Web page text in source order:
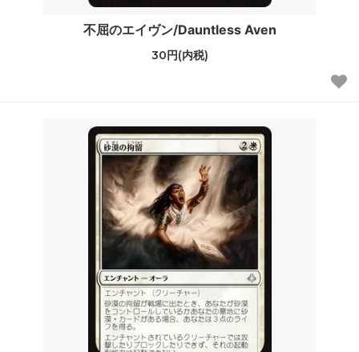
不屈のエイヴン/Dauntless Aven
30円(内税)